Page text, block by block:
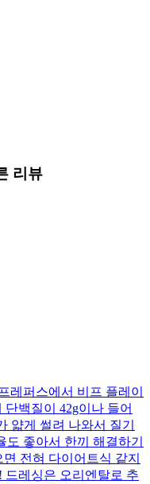
리뷰
레퍼스에서 비프 플레이
단백질이 42g이나 들어
얇게 썰려 나와서 질기
좋아서 한끼 해결하기
전혀 다이어트식 같지
드레싱은 오리엔탈로 추